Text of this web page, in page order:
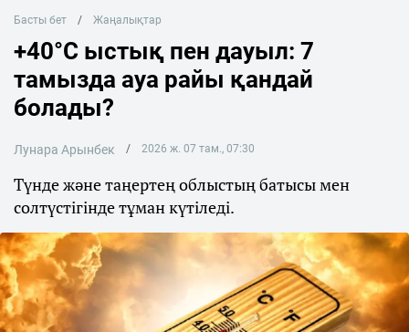
Басты бет Жаңалықтар
+40°C ыстық пен дауыл: 7
тамызда ауа райы қандай
болады?
Лунара Арынбек 2026 ж. 07 там., 07:30
Түнде және таңертең облыстың батысы мен
солтүстігінде тұман күтіледі.